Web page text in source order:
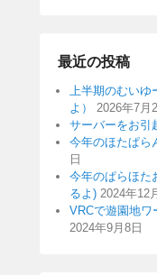
最近の投稿
上半期のむい
よ）
2026年7月
サーバーをお引
今年のほたぱら
日
今年のぱらほた
るよ) 2024年12
VRCで遊園地ワ
2024年9月8日